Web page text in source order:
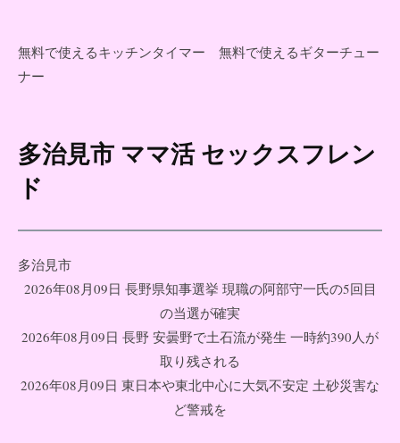
無料で使えるキッチンタイマー
無料で使えるギターチュー
ナー
コ
テ
へ
ス
ッ
多治見市 ママ活 セックスフレン
ド
多治見市
2026年08月09日 長野県知事選挙 現職の阿部守一氏の5回目
の当選が確実
2026年08月09日 長野 安曇野で土石流が発生 一時約390人が
取り残される
2026年08月09日 東日本や東北中心に大気不安定 土砂災害な
ど警戒を